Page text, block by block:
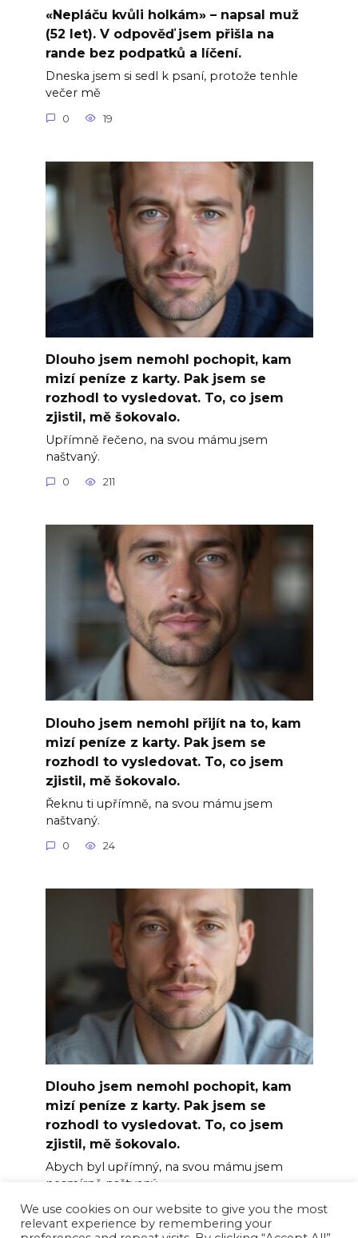
«Nepláču kvůli holkám» – napsal muž
(52 let). V odpověď jsem přišla na
rande bez podpatků a líčení.
Dneska jsem si sedl k psaní, protože tenhle
večer mě
0 19
Dlouho jsem nemohl pochopit, kam
mizí peníze z karty. Pak jsem se
rozhodl to vysledovat. To, co jsem
zjistil, mě šokovalo.
Upřímně řečeno, na svou mámu jsem
naštvaný.
0 211
Dlouho jsem nemohl přijít na to, kam
mizí peníze z karty. Pak jsem se
rozhodl to vysledovat. To, co jsem
zjistil, mě šokovalo.
Řeknu ti upřímně, na svou mámu jsem
naštvaný.
0 24
Dlouho jsem nemohl pochopit, kam
mizí peníze z karty. Pak jsem se
rozhodl to vysledovat. To, co jsem
zjistil, mě šokovalo.
Abych byl upřímný, na svou mámu jsem
nesmírně naštvaný.
0 5
We use cookies on our website to give you the most
relevant experience by remembering your